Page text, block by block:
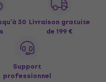
30 Livraison gratuite
de 199 €
Support
professionnel